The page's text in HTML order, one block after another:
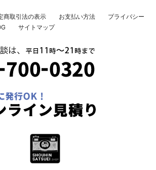
商取引法の表示 お支払い方法
プライバシー
サイトマップ